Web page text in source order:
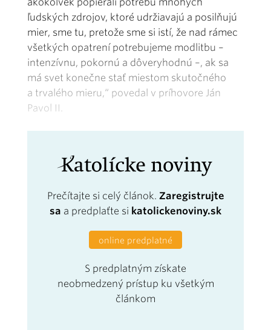
ľudských zdrojov, ktoré udržiavajú a posilňujú
mier, sme tu, pretože sme si istí, že nad rámec
všetkých opatrení potrebujeme modlitbu –
intenzívnu, pokornú a dôveryhodnú –, ak sa
má svet konečne stať miestom skutočného
a trvalého mieru,“ povedal v príhovore Ján
Pavol II.
Prečítajte si celý článok. Zaregistrujte
sa a predplaťte si katolickenoviny.sk
online predplatné
S predplatným získate
neobmedzený prístup ku všetkým
článkom